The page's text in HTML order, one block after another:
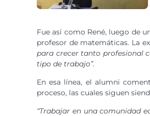
Fue así como René, luego de
profesor de matemáticas. La
para crecer tanto profesional
tipo de trabajo”.
En esa línea, el alumni
proceso, las cuales siguen
“Trabajar en una comunidad